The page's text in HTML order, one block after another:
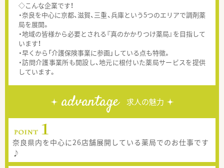
◇こんな企業です！
・奈良を中心に京都、滋賀、三重、兵庫という5つのエリアで調剤薬
局を展開。
・地域の皆様から必要とされる『真のかかりつけ薬局』を目指して
います！
・早くから「介護保険事業に参画」している点も特徴。
・訪問介護事業所も開設し、地元に根付いた薬局サービスを提供
しています。
advantage 求人の魅力
奈良県内を中心に26店舗展開している薬局でのお仕事です
♪